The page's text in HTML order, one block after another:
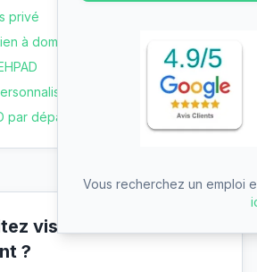
privé
à domicile
par département
visiter cet
?
Vous recherchez un emploi